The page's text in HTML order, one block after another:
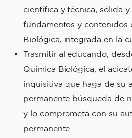
científica y técnica, sólida y
fundamentos y contenidos
Biológica, integrada en la
Trasmitir al educando,
Química Biológica, el
inquisitiva que haga de su
permanente búsqueda de
y lo comprometa con su
permanente.